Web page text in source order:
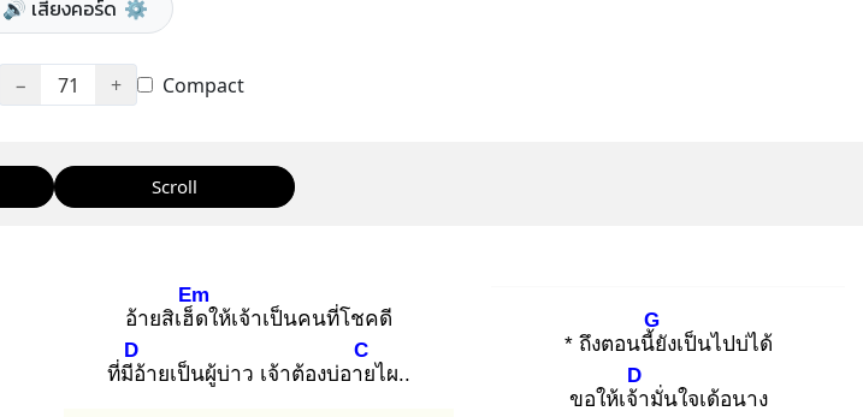
🔊 เสียงคอร์ด ⚙️
− 71 + Compact
Scroll
อ้ายสิเฮ็ด
Em
ให้เจ้าเป็นคนที่โชคดี
ที่มีอ้
D
ายเป็นผู้บ่าว เจ้าต้องบ่อาย
C
ไผ..
* ถึงตอนนี้ยั
G
งเป็นไปบ่ได้
ขอให้เจ้า
D
มั่นใจเด้อนาง